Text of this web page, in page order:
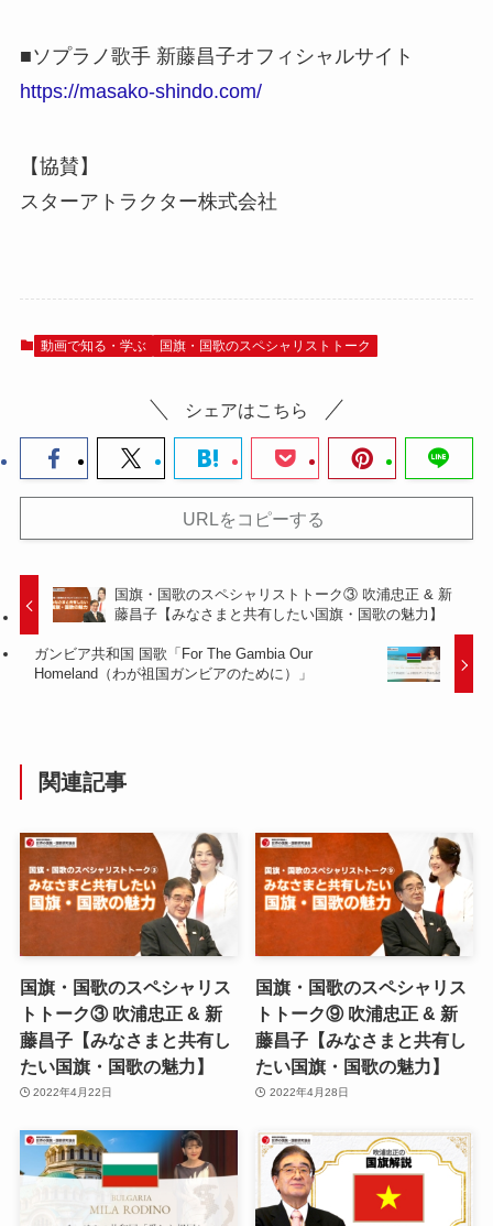
■ソプラノ歌手 新藤昌子オフィシャルサイト
https://masako-shindo.com/
【協賛】
スターアトラクター株式会社
動画で知る・学ぶ 国旗・国歌のスペシャリストトーク
シェアはこちら
URLをコピーする
国旗・国歌のスペシャリストトーク③ 吹浦忠正 & 新
藤昌子【みなさまと共有したい国旗・国歌の魅力】
ガンビア共和国 国歌「For The Gambia Our
Homeland（わが祖国ガンビアのために）」
関連記事
国旗・国歌のスペシャリス
トトーク③ 吹浦忠正 & 新
藤昌子【みなさまと共有し
たい国旗・国歌の魅力】
2022年4月22日
国旗・国歌のスペシャリス
トトーク⑨ 吹浦忠正 & 新
藤昌子【みなさまと共有し
たい国旗・国歌の魅力】
2022年4月28日